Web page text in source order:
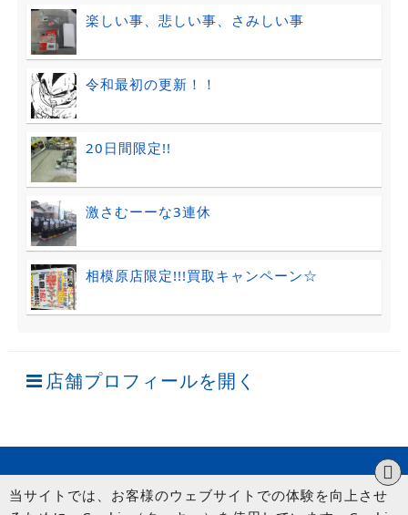
楽しい事、悲しい事、さみしい事
令和最初の更新！！
20日間限定!!
激さむーーな3連休
相模原店限定!!!買取キャンペーン☆
店舗プロフィールを開く
当サイトでは、お客様のウェブサイトでの体験を向上させ